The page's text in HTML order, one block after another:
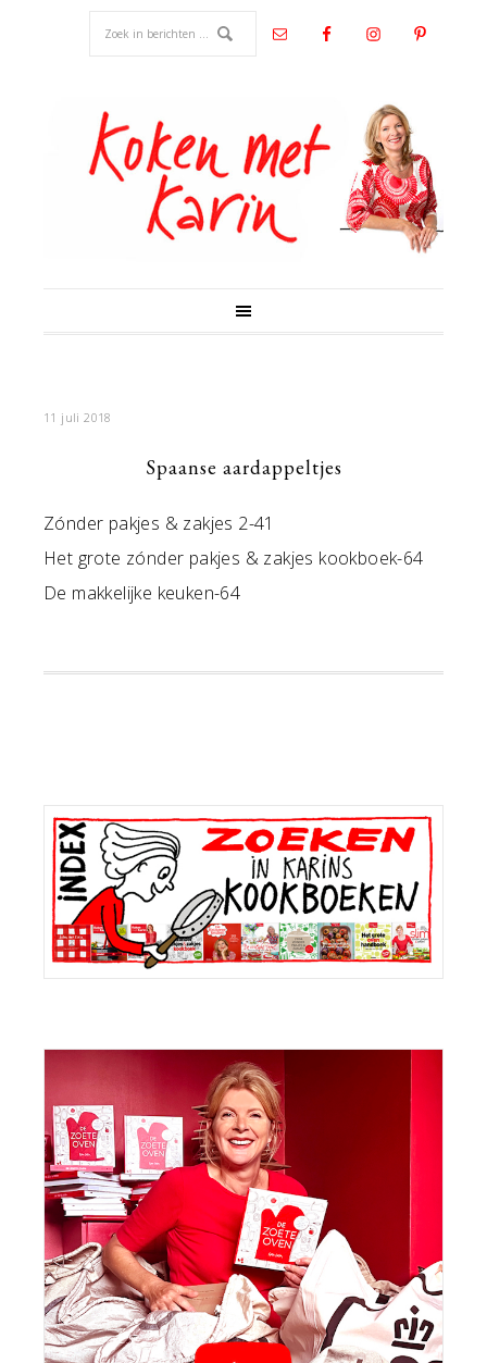
11 juli 2018
Spaanse aardappeltjes
Zónder pakjes & zakjes 2-41
Het grote zónder pakjes & zakjes kookboek-64
De makkelijke keuken-64
Primaire
Sidebar